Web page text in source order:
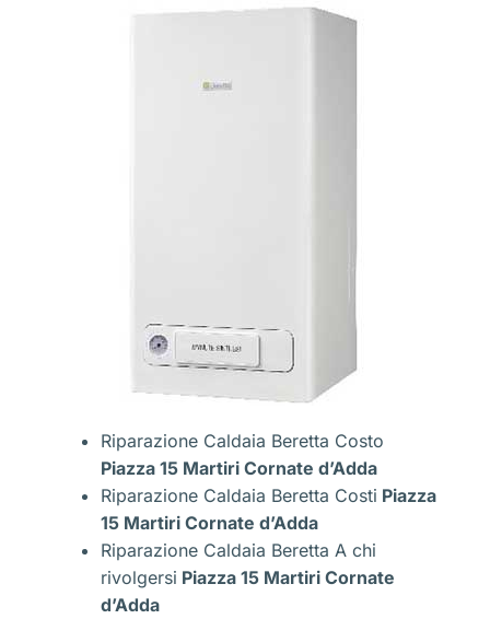
Riparazione Caldaia Beretta Costo
Piazza 15 Martiri Cornate d’Adda
Riparazione Caldaia Beretta Costi Piazza
15 Martiri Cornate d’Adda
Riparazione Caldaia Beretta A chi
rivolgersi Piazza 15 Martiri Cornate
d’Adda